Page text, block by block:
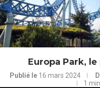
Europa Park,
Publié le 16 mars 2024
1